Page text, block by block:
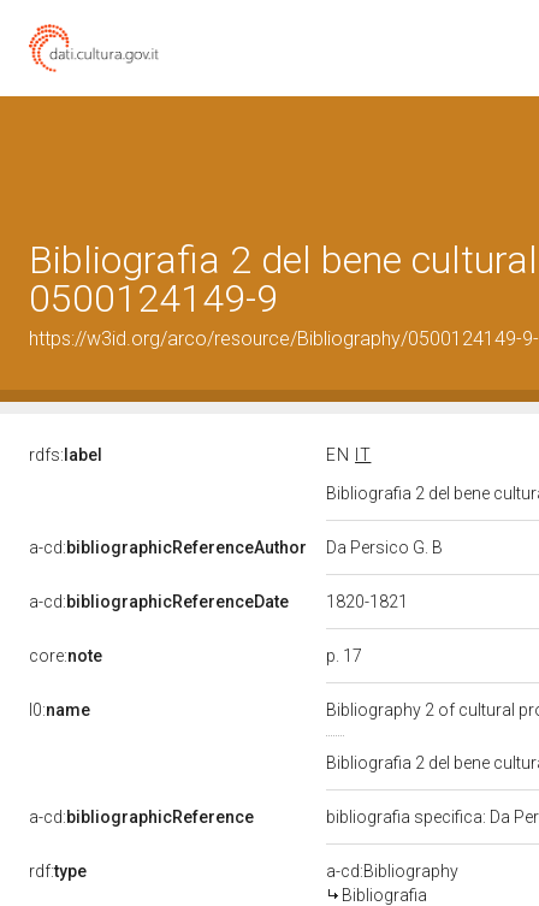
Bibliografia 2 del bene
0500124149-9
https://w3id.org/arco/resource/Bibliography/0500124149-
rdfs: label EN
IT
Bibliografia 2 del bene
a-cd:bibliographicReferenceAuthor Da Persico G. B
a-cd:bibliographicReferenceDate 1820-1821
core:note p. 17
l0:name Bibliography 2 of cultural
Bibliografia 2 del bene
a-cd:bibliographicReference bibliografia specifica: Da
rdf:type
a-cd:Bibliography
Bibliografia